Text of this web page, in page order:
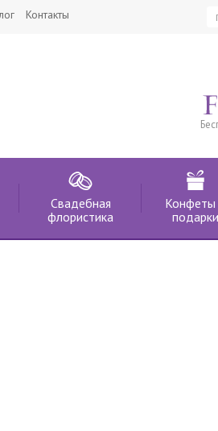
Контакты
Свадебная
флористика
Конфеты
подарки